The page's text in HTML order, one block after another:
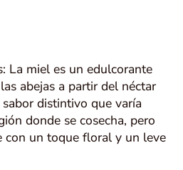
La miel es un edulcorante
abejas a partir del néctar
distintivo que varía
donde se cosecha, pero
con un toque floral y un leve